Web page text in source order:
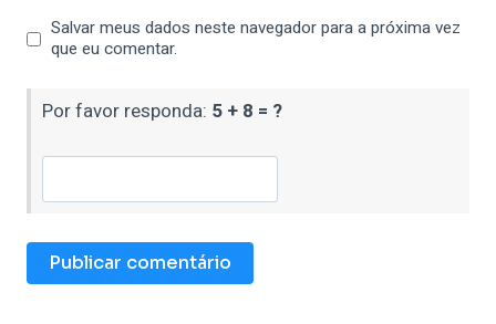
Salvar meus dados neste navegador para a próxima vez
que eu comentar.
Por favor responda: 5 + 8 = ?